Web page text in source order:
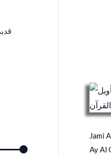
Jami
Ay Al